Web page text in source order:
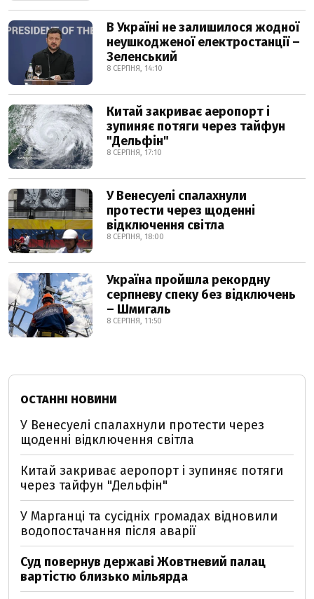
В Україні не залишилося жодної
неушкодженої електростанції –
Зеленський
8 СЕРПНЯ, 14:10
Китай закриває аеропорт і
зупиняє потяги через тайфун
"Дельфін"
8 СЕРПНЯ, 17:10
У Венесуелі спалахнули
протести через щоденні
відключення світла
8 СЕРПНЯ, 18:00
Україна пройшла рекордну
серпневу спеку без відключень
– Шмигаль
8 СЕРПНЯ, 11:50
ОСТАННІ НОВИНИ
У Венесуелі спалахнули протести через
щоденні відключення світла
Китай закриває аеропорт і зупиняє потяги
через тайфун "Дельфін"
У Марганці та сусідніх громадах відновили
водопостачання після аварії
Суд повернув державі Жовтневий палац
вартістю близько мільярда